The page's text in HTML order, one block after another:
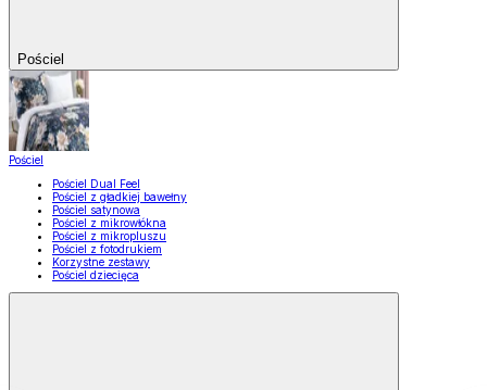
Pościel
Pościel
Pościel Dual Feel
Pościel z gładkiej bawełny
Pościel satynowa
Pościel z mikrowłókna
Pościel z mikropluszu
Pościel z fotodrukiem
Korzystne zestawy
Pościel dziecięca